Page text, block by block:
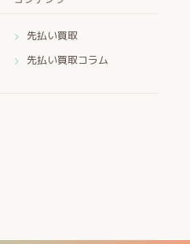
先払い買取
先払い買取コラム